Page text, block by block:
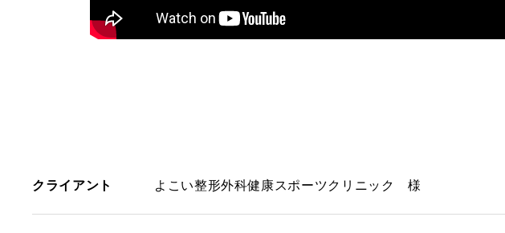
クライアント よこい整形外科健康スポーツクリニック 様